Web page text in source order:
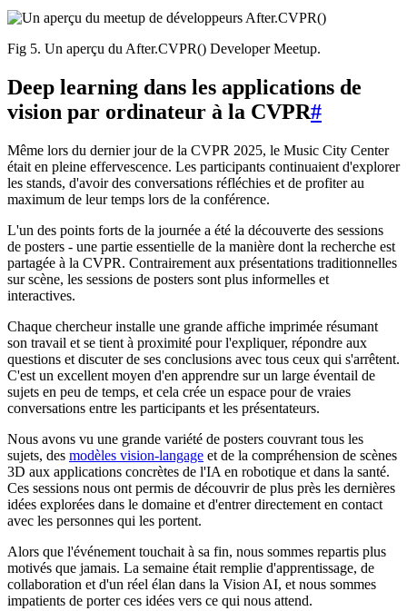
Fig 5. Un aperçu du After.CVPR() Developer Meetup.
Deep learning dans les applications de
vision par ordinateur à la CVPR#
Même lors du dernier jour de la CVPR 2025, le Music City Center
était en pleine effervescence. Les participants continuaient d'explorer
les stands, d'avoir des conversations réfléchies et de profiter au
maximum de leur temps lors de la conférence.
L'un des points forts de la journée a été la découverte des sessions
de posters - une partie essentielle de la manière dont la recherche est
partagée à la CVPR. Contrairement aux présentations traditionnelles
sur scène, les sessions de posters sont plus informelles et
interactives.
Chaque chercheur installe une grande affiche imprimée résumant
son travail et se tient à proximité pour l'expliquer, répondre aux
questions et discuter de ses conclusions avec tous ceux qui s'arrêtent.
C'est un excellent moyen d'en apprendre sur un large éventail de
sujets en peu de temps, et cela crée un espace pour de vraies
conversations entre les participants et les présentateurs.
Nous avons vu une grande variété de posters couvrant tous les
sujets, des modèles vision-langage et de la compréhension de scènes
3D aux applications concrètes de l'IA en robotique et dans la santé.
Ces sessions nous ont permis de découvrir de plus près les dernières
idées explorées dans le domaine et d'entrer directement en contact
avec les personnes qui les portent.
Alors que l'événement touchait à sa fin, nous sommes repartis plus
motivés que jamais. La semaine était remplie d'apprentissage, de
collaboration et d'un réel élan dans la Vision AI, et nous sommes
impatients de porter ces idées vers ce qui nous attend.